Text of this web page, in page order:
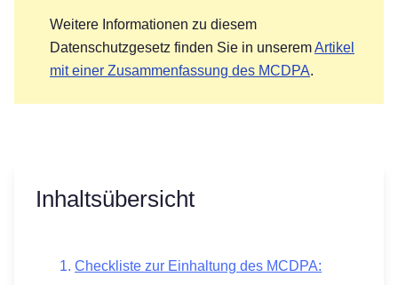
Weitere Informationen zu diesem
Datenschutzgesetz finden Sie in unseremArtikel
mit einer Zusammenfassung des MCDPA.
Inhaltsübersicht
Checkliste zur Einhaltung des MCDPA: